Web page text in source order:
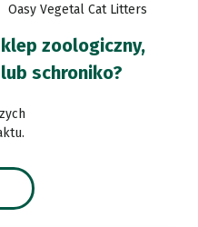
Oasy Vegetal Cat Litters
zoologiczny,
schroniko?